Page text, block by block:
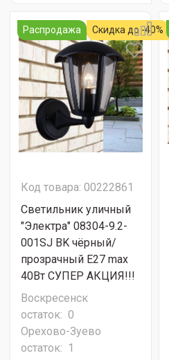
Распродажа Скидка до -40%
Код товара: 00222861
Светильник уличный
"Электра" 08304-9.2-
001SJ BK чёрный/
прозрачный Е27 max
40Вт СУПЕР АКЦИЯ!!!
Воскресенск
остаток: 0
Орехово-Зуево
остаток: 1